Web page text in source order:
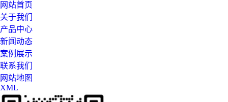
网站首页
关于我们
产品中心
新闻动态
案例展示
联系我们
网站地图
XML